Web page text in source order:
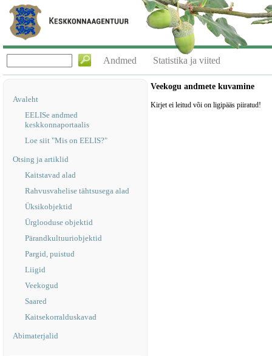
Andmed Statistika ja viited
Avaleht
EELISe andmed
keskkonnaportaalis
Loe siit "Mis on EELIS?"
Otsing ja artiklid
Kaitstavad alad
Rahvusvahelise tähtsusega alad
Üksikobjektid
Ürglooduse objektid
Pärandkultuuriobjektid
Pargid, puistud
Liigid
Veekogud
Saared
Kaitsekorralduskavad
Abimaterjalid
Veekogu andmete kuvamine
Kirjet ei leitud või on ligipääs piiratud!